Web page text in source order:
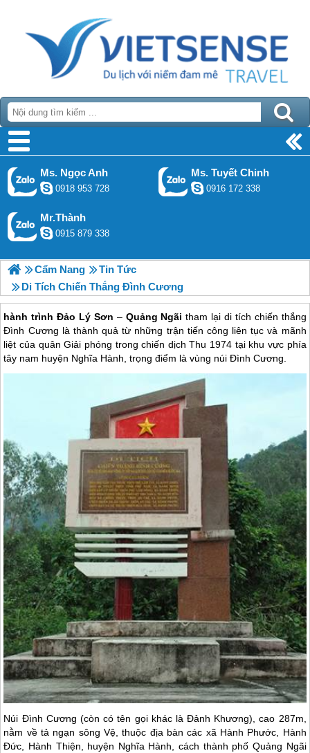
Ms. Ngọc Anh
0918 953 728
Ms. Tuyết Chinh
0916 172 338
Mr.Thành
0915 879 338
Cẩm Nang
Tin Tức
Di Tích Chiến Thắng Đình Cương
hành trình Đảo Lý Sơn – Quảng Ngãi tham lại di tích chiến thắng
Đình Cương là thành quả từ những trận tiến công liên tục và mãnh
liệt của quân Giải phóng trong chiến dịch Thu 1974 tại khu vực phía
tây nam huyện Nghĩa Hành, trọng điểm là vùng núi Đình Cương.
Núi Đình Cương (còn có tên gọi khác là Đảnh Khương), cao 287m,
nằm về tả ngạn sông Vệ, thuộc địa bàn các xã Hành Phước, Hành
Đức, Hành Thiện, huyện Nghĩa Hành, cách thành phố Quảng Ngãi